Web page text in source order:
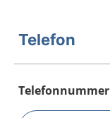
Telefon
Telefonnummer